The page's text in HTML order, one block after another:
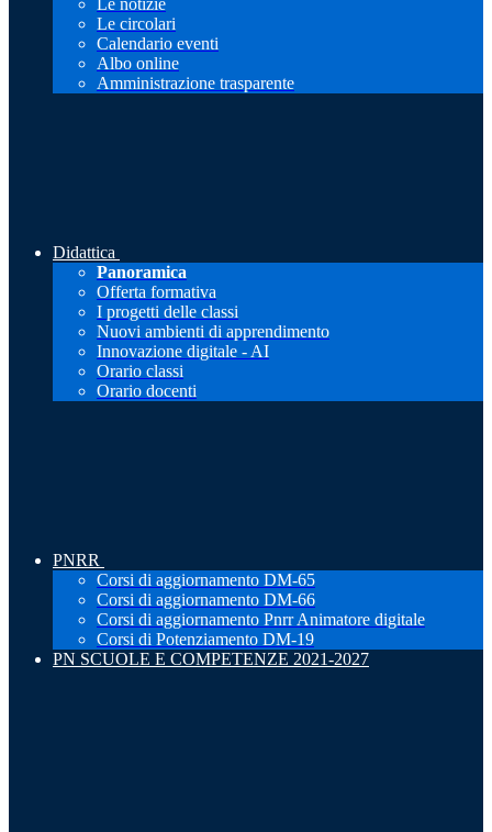
Le notizie
Le circolari
Calendario eventi
Albo online
Amministrazione trasparente
Didattica
Panoramica
Offerta formativa
I progetti delle classi
Nuovi ambienti di apprendimento
Innovazione digitale - AI
Orario classi
Orario docenti
PNRR
Corsi di aggiornamento DM-65
Corsi di aggiornamento DM-66
Corsi di aggiornamento Pnrr Animatore digitale
Corsi di Potenziamento DM-19
PN SCUOLE E COMPETENZE 2021-2027